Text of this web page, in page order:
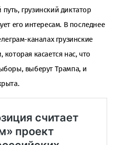
грузинский диктатор
его интересам. В последнее
каналах грузинские
касается нас, что
выберут Трампа, и